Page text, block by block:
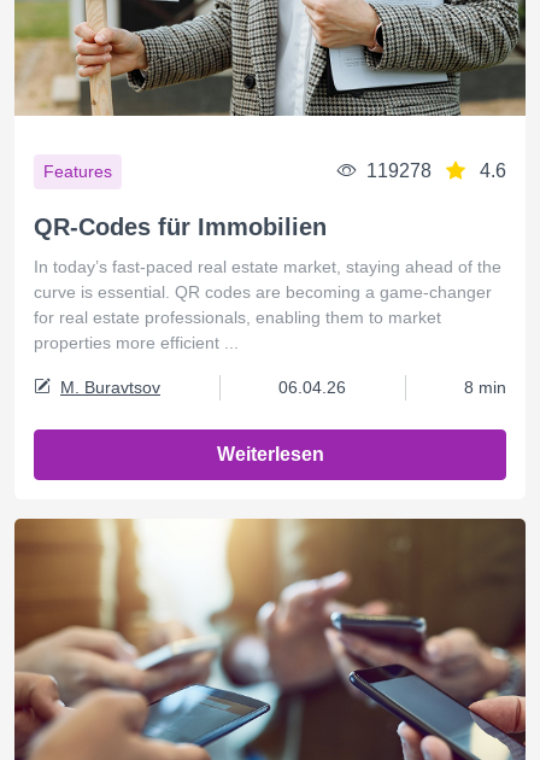
Features 119278 4.6
QR-Codes für Immobilien
In today’s fast-paced real estate market, staying ahead of the
curve is essential. QR codes are becoming a game-changer
for real estate professionals, enabling them to market
properties more efficient ...
M. Buravtsov 06.04.26 8 min
Weiterlesen